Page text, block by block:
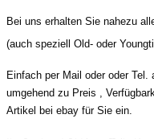
Bei uns erhalten Sie nahezu
(auch speziell Old- oder
Einfach per Mail oder oder Tel.
umgehend zu Preis ,
Artikel bei ebay für Sie ein.